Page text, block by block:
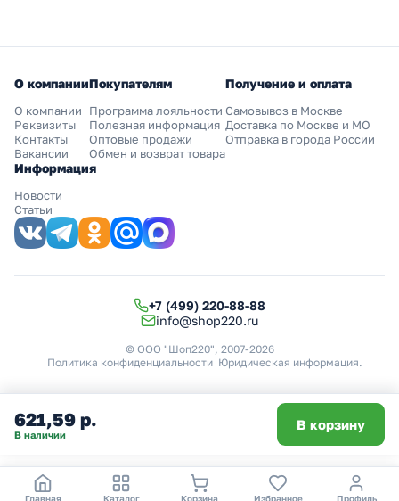
621,59 р.
В наличии
В корзину
О компании
О компании
Реквизиты
Контакты
Вакансии
Покупателям
Программа лояльности
Полезная информация
Оптовые продажи
Обмен и возврат товара
Получение и оплата
Самовывоз в Москве
Доставка по Москве и МО
Отправка в города России
Информация
Новости
Статьи
+7 (499) 220-88-88
info@shop220.ru
© ООО "Шоп220", 2007-2026
Политика конфиденциальности Юридическая информация.
Главная Каталог Корзина Избранное Профиль